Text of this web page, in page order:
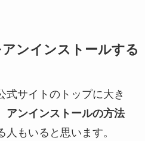
ンインストールする
式サイトのトップに大き
アンインストールの方法
人もいると思います。